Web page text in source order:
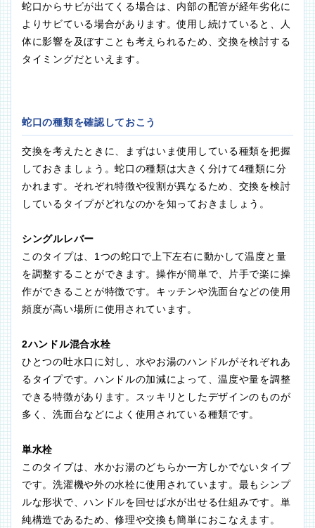
蛇口からサビが出てくる場合は、内部の配管が経年劣化に
よりサビている場合があります。使用し続けていると、人
体に影響を及ぼすことも考えられるため、交換を検討する
タイミングだといえます。
蛇口の種類を確認しておこう
交換を考えたときに、まずはいま使用している種類を把握
しておきましょう。蛇口の種類は大きく分けて4種類に分
かれます。それぞれ特徴や役割が異なるため、交換を検討
しているタイプがどれなのかを知っておきましょう。
シングルレバー
このタイプは、1つの蛇口で上下左右に動かして温度と量
を調整することができます。操作が簡単で、片手で楽に操
作ができることが特徴です。キッチンや洗面台などの使用
頻度が高い場所に使用されています。
2ハンドル混合水栓
ひとつの吐水口に対し、水やお湯のハンドルがそれぞれあ
るタイプです。ハンドルの加減によって、温度や量を調整
できる特徴があります。スッキリとしたデザインのものが
多く、洗面台などによく使用されている種類です。
単水栓
このタイプは、水かお湯のどちらか一方しかでないタイプ
です。洗濯機や外の水栓に使用されています。最もシンプ
ルな形状で、ハンドルを回せば水が出せる仕組みです。単
純構造であるため、修理や交換も簡単におこなえます。